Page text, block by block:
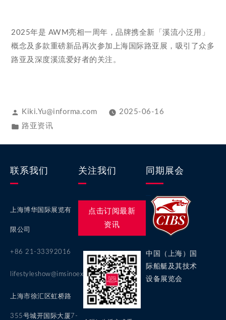
2025年是 AWM亮相一周年，品牌携全新「溪流小泛用」
概念及多款重磅新品再次参加上海国际路亚展，吸引了众多
路亚及深度溪流爱好者的关注。
Kiki.Yu@informa.com
2025-06-16
路亚资讯
联系我们
上海博华国际展览有
限公司
+86 21-33392016
lifestyleshow@imsinoexpo.com
上海市徐汇区虹桥路
355号城开国际大厦7-
关注我们
点击订阅最新
资讯
同期展会
中国（上海）国
际船艇及其技术
设备展览会